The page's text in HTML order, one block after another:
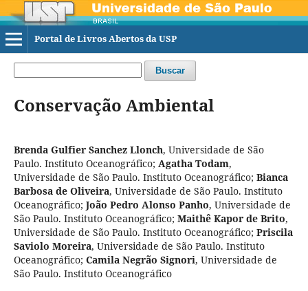
Portal de Livros Abertos da USP
Buscar
Conservação Ambiental
Brenda Gulfier Sanchez Llonch, Universidade de São
Paulo. Instituto Oceanográfico; Agatha Todam,
Universidade de São Paulo. Instituto Oceanográfico; Bianca
Barbosa de Oliveira, Universidade de São Paulo. Instituto
Oceanográfico; João Pedro Alonso Panho, Universidade de
São Paulo. Instituto Oceanográfico; Maithê Kapor de Brito,
Universidade de São Paulo. Instituto Oceanográfico; Priscila
Saviolo Moreira, Universidade de São Paulo. Instituto
Oceanográfico; Camila Negrão Signori, Universidade de
São Paulo. Instituto Oceanográfico